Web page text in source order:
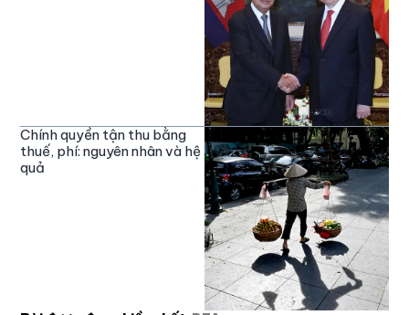
Chính quyền tận thu bằng
thuế, phí: nguyên nhân và hệ
quả